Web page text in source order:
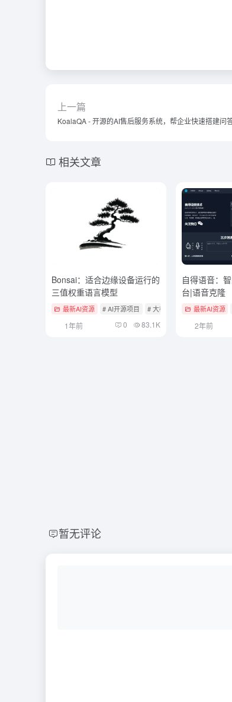
上一篇
KoalaQA - 开源的AI售后服务系统，帮企业快速搭建问
相关文章
Bonsai：适合边缘设备运行的
三值权重语言模型
最新AI资源 # AI开源项目 # 大模型微调
1年前 0 83.1K
自得语音：
台|语音克隆
最新AI资源
2年前
暂无评论